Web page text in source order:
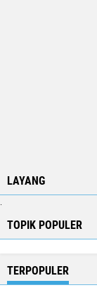
LAYANG
.
TOPIK POPULER
TERPOPULER